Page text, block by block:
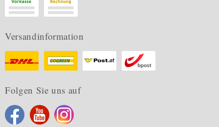
Versandinformation
Folgen Sie uns auf